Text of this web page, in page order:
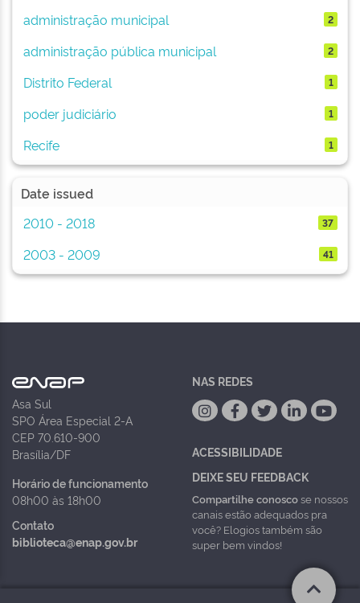
administração municipal 2
administração pública municipal 2
Distrito Federal 1
poder judiciário 1
Recife 1
Date issued
2010 - 2018
37
2003 - 2009 41
Asa Sul
SPO Área Especial 2-A
CEP 70.610-900
Brasília/DF
Horário de funcionamento
08h00 às 18h00
Contato
biblioteca@enap.gov.br
NAS REDES
ACESSIBILIDADE
DEIXE SEU FEEDBACK
Compartilhe conoscose nossos
canais estão adequados pra
você? Elogios também são
super bem vindos!